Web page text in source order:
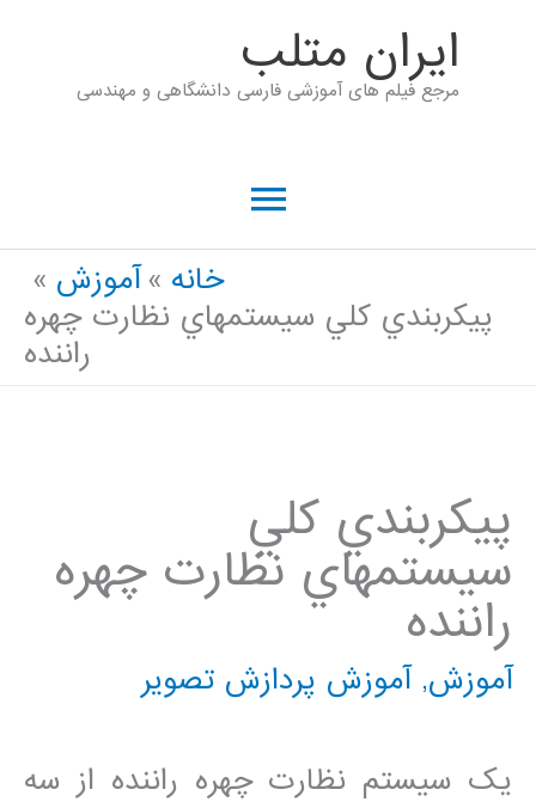
ايران متلب
مرجع فیلم های آموزشی فارسی دانشگاهی و مهندسی
فهرست
اصلی
خانه
آموزش
پيکربندي کلي سيستم‏هاي نظارت چهره
راننده
پيکربندي کلي
سيستم‏هاي نظارت چهره
راننده
آموزش,آموزش پردازش تصویر
يک سيستم نظارت چهره راننده از سه